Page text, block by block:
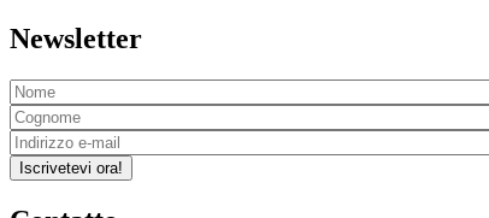
Newsletter
Iscrivetevi ora!